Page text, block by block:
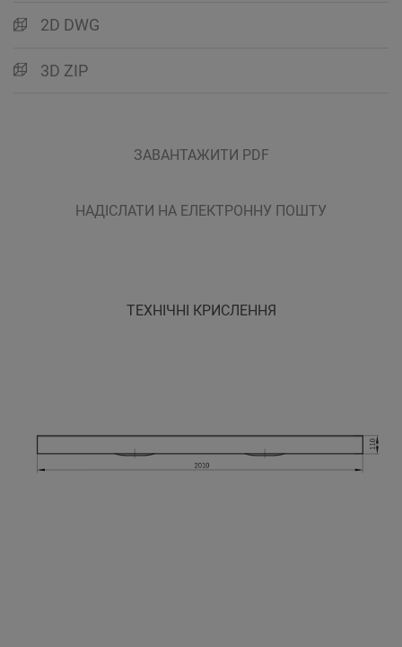
2D DWG
3D ZIP
ЗАВАНТАЖИТИ PDF
НАДІСЛАТИ НА ЕЛЕКТРОННУ ПОШТУ
ТЕХНІЧНІ КРИСЛЕННЯ